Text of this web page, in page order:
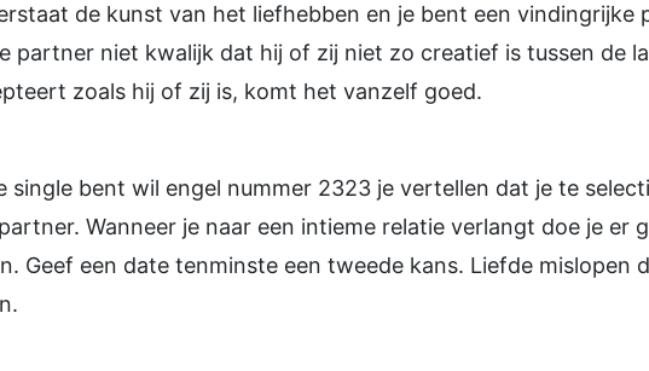
de kunst van het liefhebben en je bent een vindingrijke
partner niet kwalijk dat hij of zij niet zo creatief is tussen de
zoals hij of zij is, komt het vanzelf goed.
single bent wil engel nummer 2323 je vertellen dat je te
Wanneer je naar een intieme relatie verlangt doe je er
Geef een date tenminste een tweede kans. Liefde mislopen